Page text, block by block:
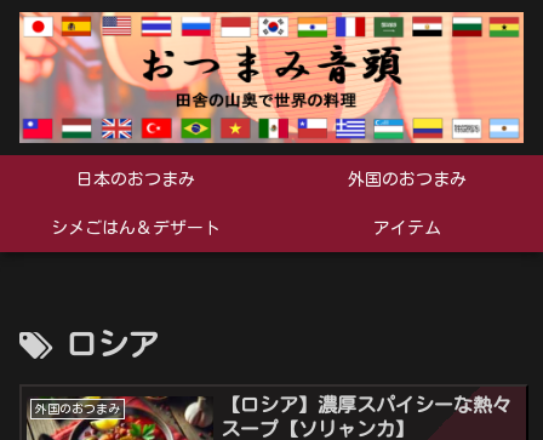
日本のおつまみ 外国のおつまみ
シメごはん＆デザート アイテム
ロシア
外国のおつまみ
【ロシア】濃厚スパイシーな熱々
スープ【ソリャンカ】